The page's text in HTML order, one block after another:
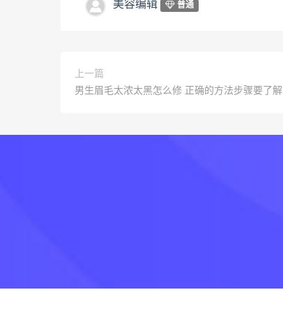
美容编辑 普通
上一篇
男生眉毛太浓太黑怎么修 正确的方法步骤要了解